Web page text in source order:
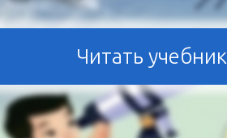
Читать учебник